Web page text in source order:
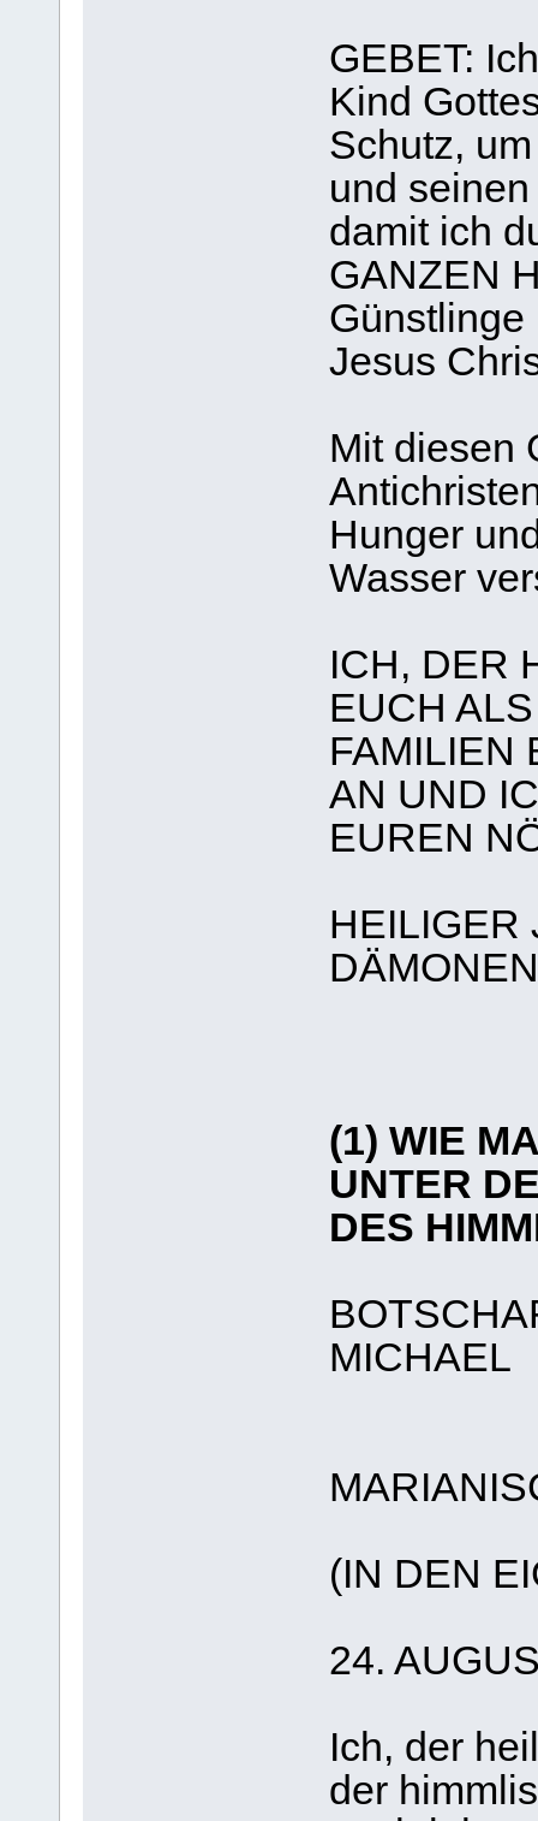
GEBET:
Kind
Schutz,
und
damit ich
GANZEN
Jesus
Mit diesen
Hunger
Wasser
ICH, DER
EUCH
FAMILIEN
AN UND
EUREN
HEILIGER
(1) WIE
UNTER
DES
MICHAEL
(IN DEN
24.
Ich, der
der